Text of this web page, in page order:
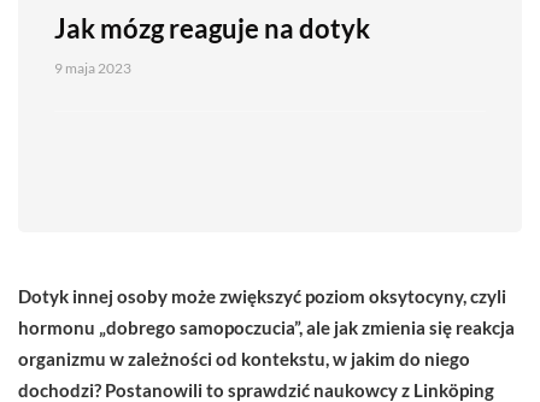
Jak mózg reaguje na dotyk
9 maja 2023
Dotyk innej osoby może zwiększyć poziom oksytocyny, czyli
hormonu „dobrego samopoczucia”, ale jak zmienia się reakcja
organizmu w zależności od kontekstu, w jakim do niego
dochodzi? Postanowili to sprawdzić naukowcy z Linköping